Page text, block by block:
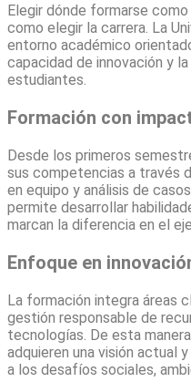
Elegir dónde formarse
como elegir la carrera. La
entorno académico
capacidad de innovación y
estudiantes.
Formación con
Desde los primeros
sus competencias a través
en equipo y análisis de
permite desarrollar
marcan la diferencia en el
Enfoque en
La formación integra áreas
gestión responsable de
tecnologías. De esta
adquieren una visión actual
a los desafíos sociales,